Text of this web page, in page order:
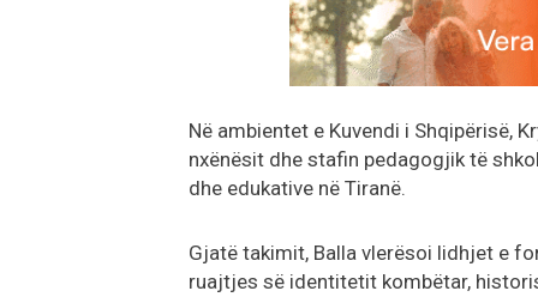
Në ambientet e Kuvendi i Shqipërisë,
nxënësit dhe stafin pedagogjik të
dhe edukative në Tiranë.
Gjatë takimit, Balla vlerësoi lidhjet e
ruajtjes së identitetit kombëtar,